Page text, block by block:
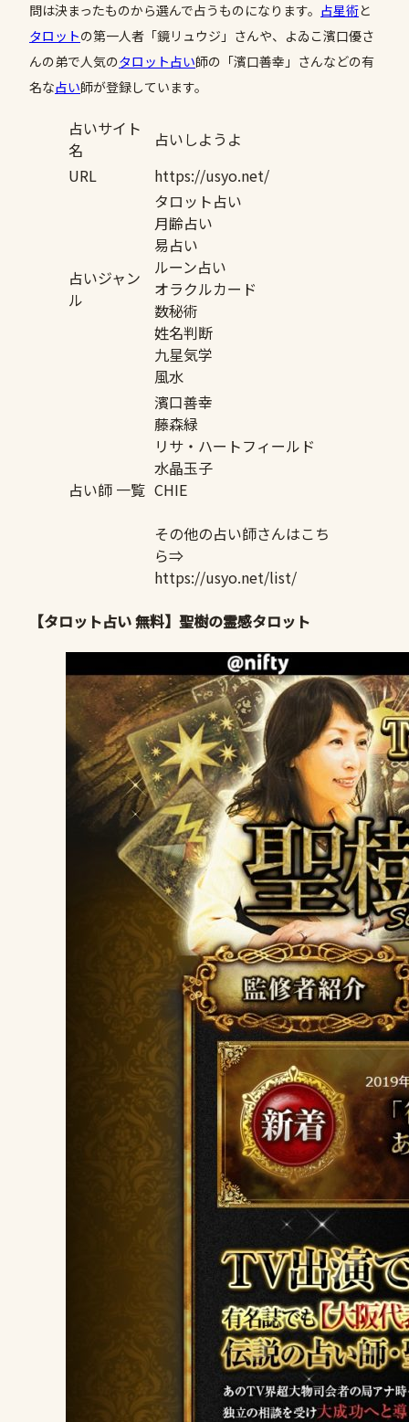
問は決まったものから選んで占うものになります。 占星術と
タロットの第一人者「鏡リュウジ」さんや、よゐこ濱口優さ
んの弟で人気のタロット占い師の「濱口善幸」さんなどの有
名な占い師が登録しています。
占いサイト
名
占いしようよ
URL
https://usyo.net/
占いジャン
ル
タロット占い
月齢占い
易占い
ルーン占い
オラクルカード
数秘術
姓名判断
九星気学
風水
占い師 一覧
濱口善幸
藤森緑
リサ・ハートフィールド
水晶玉子
CHIE
その他の占い師さんはこち
ら⇒
https://usyo.net/list/
【タロット占い 無料】聖樹の霊感タロット